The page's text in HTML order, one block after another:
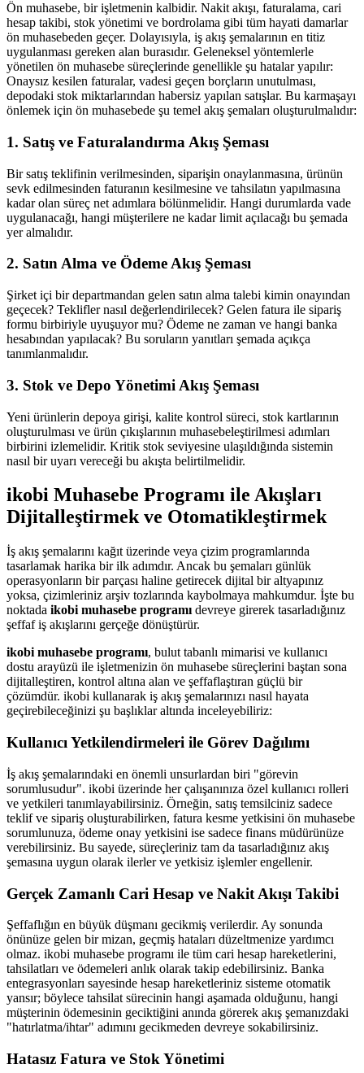
Ön muhasebe, bir işletmenin kalbidir. Nakit akışı, faturalama, cari
hesap takibi, stok yönetimi ve bordrolama gibi tüm hayati damarlar
ön muhasebeden geçer. Dolayısıyla, iş akış şemalarının en titiz
uygulanması gereken alan burasıdır. Geleneksel yöntemlerle
yönetilen ön muhasebe süreçlerinde genellikle şu hatalar yapılır:
Onaysız kesilen faturalar, vadesi geçen borçların unutulması,
depodaki stok miktarlarından habersiz yapılan satışlar. Bu karmaşayı
önlemek için ön muhasebede şu temel akış şemaları oluşturulmalıdır:
1. Satış ve Faturalandırma Akış Şeması
Bir satış teklifinin verilmesinden, siparişin onaylanmasına, ürünün
sevk edilmesinden faturanın kesilmesine ve tahsilatın yapılmasına
kadar olan süreç net adımlara bölünmelidir. Hangi durumlarda vade
uygulanacağı, hangi müşterilere ne kadar limit açılacağı bu şemada
yer almalıdır.
2. Satın Alma ve Ödeme Akış Şeması
Şirket içi bir departmandan gelen satın alma talebi kimin onayından
geçecek? Teklifler nasıl değerlendirilecek? Gelen fatura ile sipariş
formu birbiriyle uyuşuyor mu? Ödeme ne zaman ve hangi banka
hesabından yapılacak? Bu soruların yanıtları şemada açıkça
tanımlanmalıdır.
3. Stok ve Depo Yönetimi Akış Şeması
Yeni ürünlerin depoya girişi, kalite kontrol süreci, stok kartlarının
oluşturulması ve ürün çıkışlarının muhasebeleştirilmesi adımları
birbirini izlemelidir. Kritik stok seviyesine ulaşıldığında sistemin
nasıl bir uyarı vereceği bu akışta belirtilmelidir.
ikobi Muhasebe Programı ile Akışları
Dijitalleştirmek ve Otomatikleştirmek
İş akış şemalarını kağıt üzerinde veya çizim programlarında
tasarlamak harika bir ilk adımdır. Ancak bu şemaları günlük
operasyonların bir parçası haline getirecek dijital bir altyapınız
yoksa, çizimleriniz arşiv tozlarında kaybolmaya mahkumdur. İşte bu
noktada ikobi muhasebe programı devreye girerek tasarladığınız
şeffaf iş akışlarını gerçeğe dönüştürür.
ikobi muhasebe programı, bulut tabanlı mimarisi ve kullanıcı
dostu arayüzü ile işletmenizin ön muhasebe süreçlerini baştan sona
dijitalleştiren, kontrol altına alan ve şeffaflaştıran güçlü bir
çözümdür. ikobi kullanarak iş akış şemalarınızı nasıl hayata
geçirebileceğinizi şu başlıklar altında inceleyebiliriz:
Kullanıcı Yetkilendirmeleri ile Görev Dağılımı
İş akış şemalarındaki en önemli unsurlardan biri "görevin
sorumlusudur". ikobi üzerinde her çalışanınıza özel kullanıcı rolleri
ve yetkileri tanımlayabilirsiniz. Örneğin, satış temsilciniz sadece
teklif ve sipariş oluşturabilirken, fatura kesme yetkisini ön muhasebe
sorumlunuza, ödeme onay yetkisini ise sadece finans müdürünüze
verebilirsiniz. Bu sayede, süreçleriniz tam da tasarladığınız akış
şemasına uygun olarak ilerler ve yetkisiz işlemler engellenir.
Gerçek Zamanlı Cari Hesap ve Nakit Akışı Takibi
Şeffaflığın en büyük düşmanı gecikmiş verilerdir. Ay sonunda
önünüze gelen bir mizan, geçmiş hataları düzeltmenize yardımcı
olmaz. ikobi muhasebe programı ile tüm cari hesap hareketlerini,
tahsilatları ve ödemeleri anlık olarak takip edebilirsiniz. Banka
entegrasyonları sayesinde hesap hareketleriniz sisteme otomatik
yansır; böylece tahsilat sürecinin hangi aşamada olduğunu, hangi
müşterinin ödemesinin geciktiğini anında görerek akış şemanızdaki
"hatırlatma/ihtar" adımını gecikmeden devreye sokabilirsiniz.
Hatasız Fatura ve Stok Yönetimi